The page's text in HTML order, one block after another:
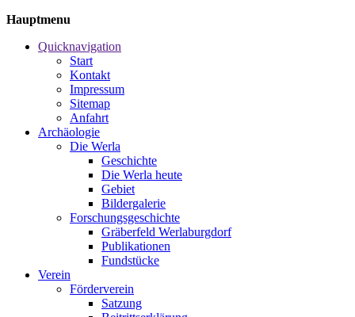
Hauptmenu
Quicknavigation
Start
Kontakt
Impressum
Sitemap
Anfahrt
Archäologie
Die Werla
Geschichte
Die Werla heute
Gebiet
Bildergalerie
Forschungsgeschichte
Gräberfeld Werlaburgdorf
Publikationen
Fundstücke
Verein
Förderverein
Satzung